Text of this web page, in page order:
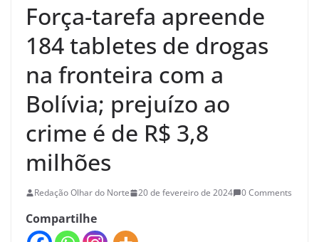
Força-tarefa apreende
184 tabletes de drogas
na fronteira com a
Bolívia; prejuízo ao
crime é de R$ 3,8
milhões
Redação Olhar do Norte 20 de fevereiro de 2024 0 Comments
Compartilhe